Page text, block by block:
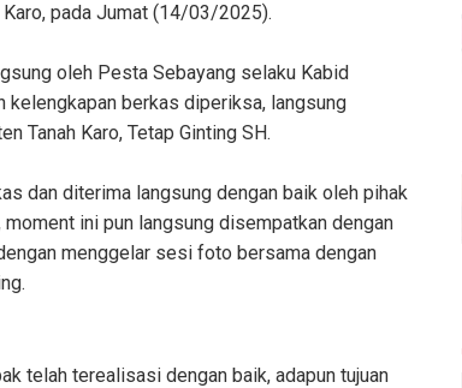
pada Jumat (14/03/2025).
oleh Pesta Sebayang selaku Kabid
kelengkapan berkas diperiksa, langsung
Tanah Karo, Tetap Ginting SH.
dan diterima langsung dengan baik oleh pihak
ini pun langsung disempatkan dengan
menggelar sesi foto bersama dengan
telah terealisasi dengan baik, adapun tujuan